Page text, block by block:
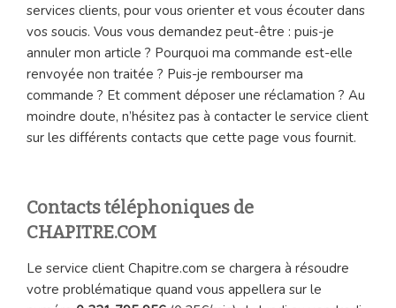
services clients, pour vous orienter et vous écouter dans
vos soucis. Vous vous demandez peut-être : puis-je
annuler mon article ? Pourquoi ma commande est-elle
renvoyée non traitée ? Puis-je rembourser ma
commande ? Et comment déposer une réclamation ? Au
moindre doute, n’hésitez pas à contacter le service client
sur les différents contacts que cette page vous fournit.
Contacts téléphoniques de
CHAPITRE.COM
Le service client Chapitre.com se chargera à résoudre
votre problématique quand vous appellera sur le